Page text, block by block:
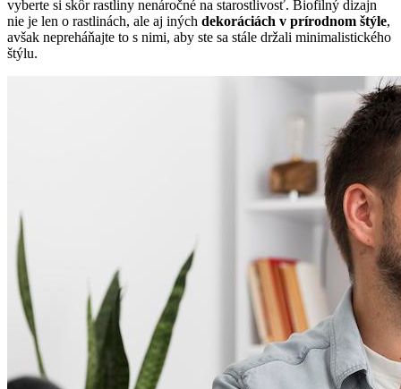
vyberte si skôr rastliny nenáročné na starostlivosť. Biofilný dizajn
nie je len o rastlinách, ale aj iných dekoráciách v prírodnom štýle,
avšak nepreháňajte to s nimi, aby ste sa stále držali minimalistického
štýlu.